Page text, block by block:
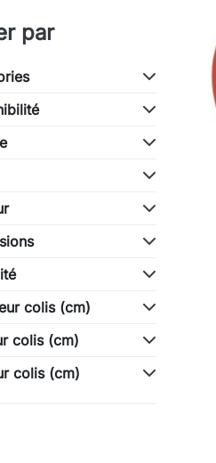
par
colis (cm)
colis (cm)
colis (cm)